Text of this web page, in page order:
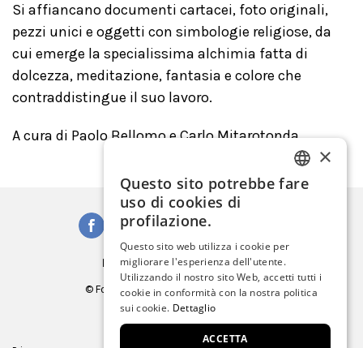
Si affiancano documenti cartacei, foto originali,
pezzi unici e oggetti con simbologie religiose, da
cui emerge la specialissima alchimia fatta di
dolcezza, meditazione, fantasia e colore che
contraddistingue il suo lavoro.
A cura di Paolo Bellomo e Carlo Mitarotonda
Iscriviti alla Newsletter
© Fondazione Musei Civici di Venezia
C.F. e P.IVA 03842230272
ITALIAN
GERMAN
FRENCH
×
Questo sito potrebbe fare
uso di cookies di
profilazione.
Questo sito web utilizza i cookie per
migliorare l'esperienza dell'utente.
Utilizzando il nostro sito Web, accetti tutti i
cookie in conformità con la nostra politica
sui cookie. Dettaglio
ACCETTA